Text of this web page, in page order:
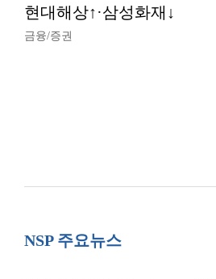
현대해상↑·삼성화재↓
금융/증권
NSP 주요뉴스